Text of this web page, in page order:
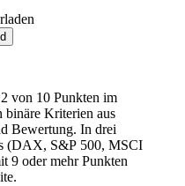
2 von 10 Punkten im
Kriterien aus
Bewertung. In drei
(DAX, S&P 500, MSCI
9 oder mehr Punkten